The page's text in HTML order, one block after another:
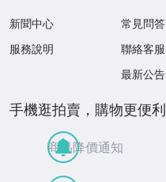
新聞中心
服務說明
常見問答
聯絡客服
最新公告
手機逛拍賣，購物更便利
商品降價通知